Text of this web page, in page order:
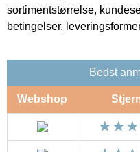
sortimentstørrelse,
betingelser,
Bedst
Webshop